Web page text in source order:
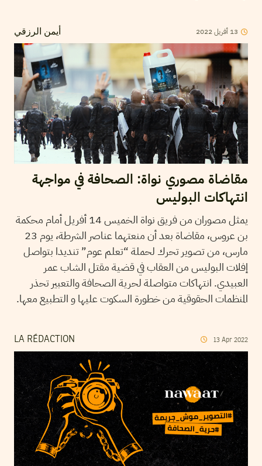
أيمن الرزقي 13 أفريل2022
مقاضاة مصوري نواة: الصحافة في مواجهة
انتهاكات البوليس
يمثل مصوران من فريق نواة الخميس 14 أفريل أمام محكمة
بن عروس، مقاضاة بعد أن منعتهما عناصر الشرطة، يوم 23
مارس، من تصوير تحرك لحملة “تعلم عوم” تنديدا بتواصل
إفلات البوليس من العقاب في قضية مقتل الشاب عمر
العبيدي. انتهاكات متواصلة لحرية الصحافة والتعبير تحذر
المنظمات الحقوقية من خطورة السكوت عليها و التطبيع معها.
LA RÉDACTION 13 Apr 2022